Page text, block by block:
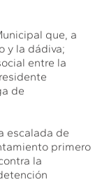
que, a
y la dádiva;
entre la
de
escalada de
primero
la